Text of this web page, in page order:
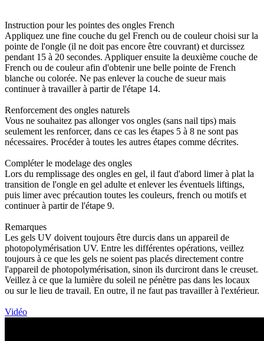
Instruction pour les pointes des ongles French
Appliquez une fine couche du gel French ou de couleur choisi sur la
pointe de l'ongle (il ne doit pas encore être couvrant) et durcissez
pendant 15 à 20 secondes. Appliquer ensuite la deuxième couche de
French ou de couleur afin d'obtenir une belle pointe de French
blanche ou colorée. Ne pas enlever la couche de sueur mais
continuer à travailler à partir de l'étape 14.
Renforcement des ongles naturels
Vous ne souhaitez pas allonger vos ongles (sans nail tips) mais
seulement les renforcer, dans ce cas les étapes 5 à 8 ne sont pas
nécessaires. Procéder à toutes les autres étapes comme décrites.
Compléter le modelage des ongles
Lors du remplissage des ongles en gel, il faut d'abord limer à plat la
transition de l'ongle en gel adulte et enlever les éventuels liftings,
puis limer avec précaution toutes les couleurs, french ou motifs et
continuer à partir de l'étape 9.
Remarques
Les gels UV doivent toujours être durcis dans un appareil de
photopolymérisation UV. Entre les différentes opérations, veillez
toujours à ce que les gels ne soient pas placés directement contre
l'appareil de photopolymérisation, sinon ils durciront dans le creuset.
Veillez à ce que la lumière du soleil ne pénètre pas dans les locaux
ou sur le lieu de travail. En outre, il ne faut pas travailler à l'extérieur.
Vidéo